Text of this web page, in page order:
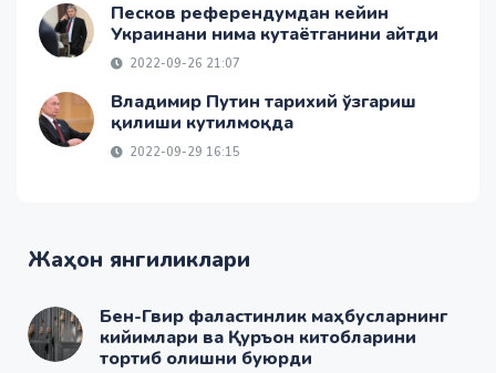
Песков референдумдан кейин
Украинани нима кутаётганини айтди
2022-09-26 21:07
Владимир Путин тарихий ўзгариш
қилиши кутилмоқда
2022-09-29 16:15
Жаҳон янгиликлари
Бен-Гвир фаластинлик маҳбусларнинг
кийимлари ва Қуръон китобларини
тортиб олишни буюрди